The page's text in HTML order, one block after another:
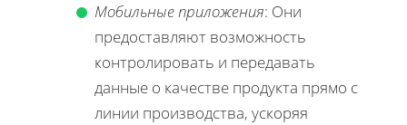
Мобильные приложения: Они
предоставляют возможность
контролировать и передавать
данные о качестве продукта прямо с
линии производства, ускоряя